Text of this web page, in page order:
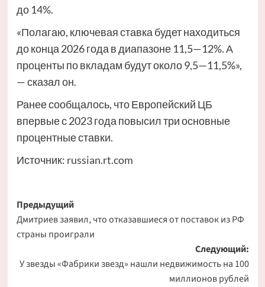
до 14%.
«Полагаю, ключевая ставка будет находиться
до конца 2026 года в диапазоне 11,5—12%. А
проценты по вкладам будут около 9,5—11,5%»,
— сказал он.
Ранее сообщалось, что Европейский ЦБ
впервые с 2023 года повысил три основные
процентные ставки.
Источник: russian.rt.com
Навигация
записи
Предыдущий
Дмитриев заявил, что отказавшиеся от поставок из РФ
страны проиграли
Следующий:
У звезды «Фабрики звезд» нашли недвижимость на 100
миллионов рублей